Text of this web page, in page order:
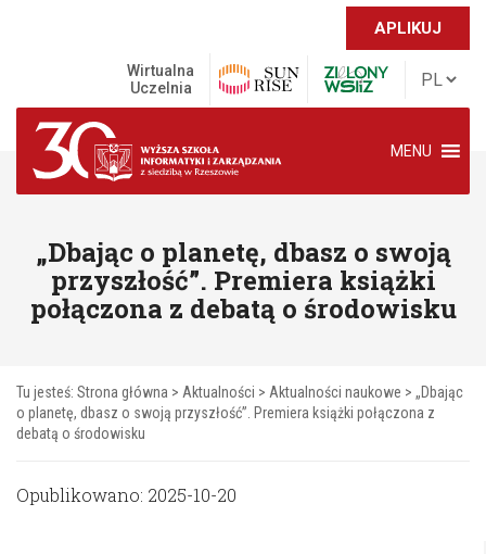
APLIKUJ
Wirtualna
Uczelnia
MENU
„Dbając o planetę, dbasz o swoją
przyszłość”. Premiera książki
połączona z debatą o środowisku
Tu jesteś: Strona główna > Aktualności > Aktualności naukowe > „Dbając
o planetę, dbasz o swoją przyszłość”. Premiera książki połączona z
debatą o środowisku
Opublikowano: 2025-10-20